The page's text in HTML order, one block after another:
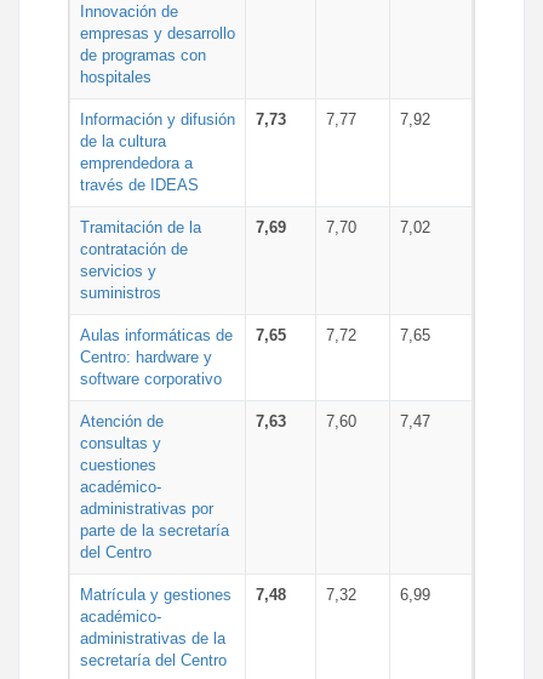
Innovación de
empresas y desarrollo
de programas con
hospitales
Información y difusión
de la cultura
emprendedora a
través de IDEAS
7,73 7,77 7,92
Tramitación de la
contratación de
servicios y
suministros
7,69 7,70 7,02
Aulas informáticas de
Centro: hardware y
software corporativo
7,65 7,72 7,65
Atención de
consultas y
cuestiones
académico-
administrativas por
parte de la secretaría
del Centro
7,63 7,60 7,47
Matrícula y gestiones
académico-
administrativas de la
secretaría del Centro
7,48 7,32 6,99